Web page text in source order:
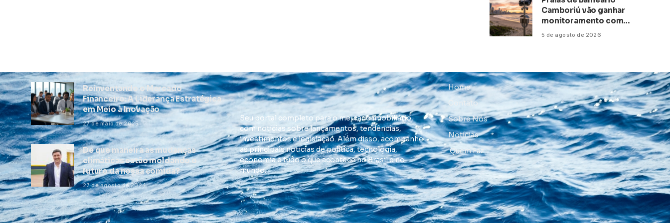
Camboriú vão ganhar
monitoramento com
inteligência artificial
5 de agosto de 2026
Reinventando o Mercado
Financeiro: A Liderança Estratégica
em Meio à Inovação
27 de maio de 2025
De que maneira as mudanças
climáticas estão moldando o
futuro da nossa comida?
27 de agosto de 2024
Seu portal completo para o mercado imobiliário,
com notícias sobre lançamentos, tendências,
investimentos e legislação. Além disso, acompanhe
as principais notícias de política, tecnologia,
economia e tudo o que acontece no Brasil e no
mundo.
Home
Contato
Sobre Nós
Notícias
Quem Faz